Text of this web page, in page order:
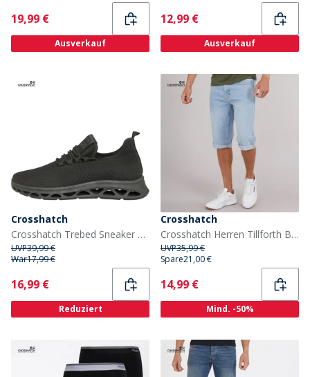
Current
19,99 €
Ausverkauf
Current
12,99 €
Ausverkauf
Crosshatch
Crosshatch Trebed Sneaker Schwarz Mono
UVP39,99 €
War17,99 €
Current
16,99 €
Reduziert
Crosshatch
Crosshatch Herren Tillforth Baggy Denim Shorts Helle Waschung
UVP35,99 €
Spare21,00 €
Current
14,99 €
Mind. -50%